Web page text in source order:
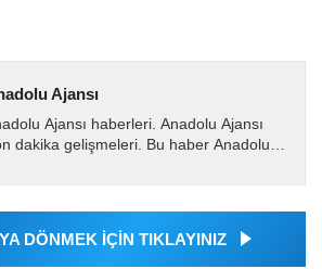
Ajansı
Ajansı haberleri. Anadolu Ajansı
dakika gelişmeleri. Bu haber Anadolu
tarafından...
DÖNMEK İÇİN TIKLAYINIZ